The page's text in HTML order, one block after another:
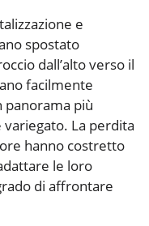
e
spostato
dall’alto verso il
facilmente
panorama più
La perdita
hanno costretto
le loro
di affrontare